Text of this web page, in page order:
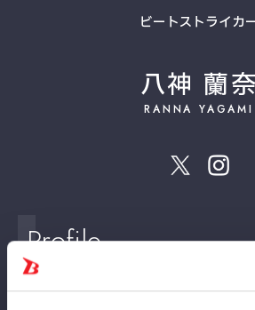
ビートストライカ
八神 蘭奈
RANNA YAGAMI
Profile
プロフィール